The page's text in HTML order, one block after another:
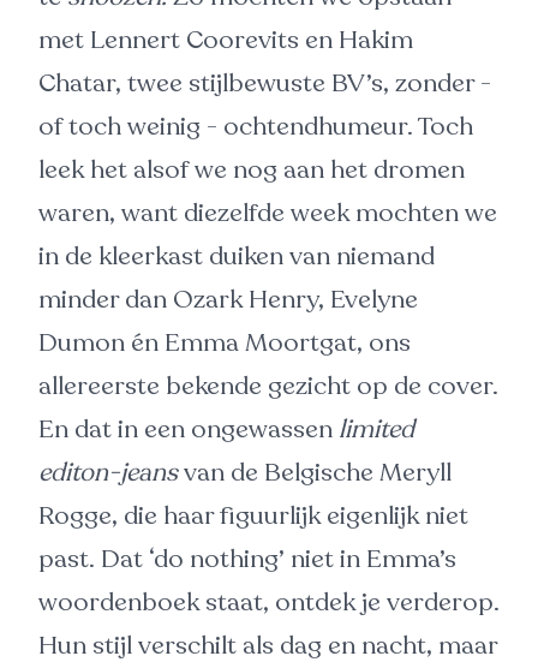
met Lennert Coorevits en Hakim
Chatar, twee stijlbewuste BV’s, zonder -
of toch weinig - ochtendhumeur. Toch
leek het alsof we nog aan het dromen
waren, want diezelfde week mochten we
in de kleerkast duiken van niemand
minder dan Ozark Henry, Evelyne
Dumon én Emma Moortgat, ons
allereerste bekende gezicht op de cover.
En dat in een ongewassen limited
editon-jeansvan de Belgische Meryll
Rogge, die haar figuurlijk eigenlijk niet
past. Dat ‘do nothing’ niet in Emma’s
woordenboek staat, ontdek je verderop.
Hun stijl verschilt als dag en nacht, maar